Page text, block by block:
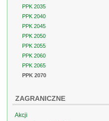
PPK 2035
PPK 2040
PPK 2045
PPK 2050
PPK 2055
PPK 2060
PPK 2065
PPK 2070
ZAGRANICZNE
Akcji